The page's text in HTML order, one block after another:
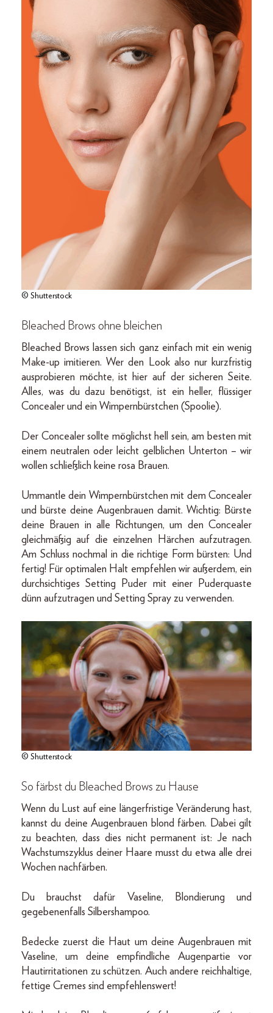
© Shutterstock
Bleached Brows ohne bleichen
Bleached Brows lassen sich ganz einfach mit ein wenig
Make-up imitieren. Wer den Look also nur kurzfristig
ausprobieren möchte, ist hier auf der sicheren Seite.
Alles, was du dazu benötigst, ist ein heller, flüssiger
Concealer und ein Wimpernbürstchen (Spoolie).
Der Concealer sollte möglichst hell sein, am besten mit
einem neutralen oder leicht gelblichen Unterton – wir
wollen schließlich keine rosa Brauen.
Ummantle dein Wimpernbürstchen mit dem Concealer
und bürste deine Augenbrauen damit. Wichtig: Bürste
deine Brauen in alle Richtungen, um den Concealer
gleichmäßig auf die einzelnen Härchen aufzutragen.
Am Schluss nochmal in die richtige Form bürsten: Und
fertig! Für optimalen Halt empfehlen wir außerdem, ein
durchsichtiges Setting Puder mit einer Puderquaste
dünn aufzutragen und Setting Spray zu verwenden.
© Shutterstock
So färbst du Bleached Brows zu Hause
Wenn du Lust auf eine längerfristige Veränderung hast,
kannst du deine Augenbrauen blond färben. Dabei gilt
zu beachten, dass dies nicht permanent ist: Je nach
Wachstumszyklus deiner Haare musst du etwa alle drei
Wochen nachfärben.
Du brauchst dafür Vaseline, Blondierung und
gegebenenfalls Silbershampoo.
Bedecke zuerst die Haut um deine Augenbrauen mit
Vaseline, um deine empfindliche Augenpartie vor
Hautirritationen zu schützen. Auch andere reichhaltige,
fettige Cremes sind empfehlenswert!